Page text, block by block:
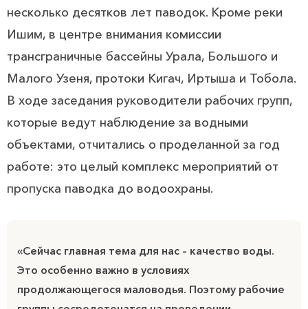
несколько десятков лет паводок. Кроме реки
Ишим, в центре внимания комиссии
трансграничные бассейны Урала, Большого и
Малого Узеня, протоки Кигач, Иртыша и Тобола.
В ходе заседания руководители рабочих групп,
которые ведут наблюдение за водными
объектами, отчитались о проделанной за год
работе: это целый комплекс мероприятий от
пропуска паводка до водоохраны.
«Сейчас главная тема для нас – качество воды.
Это особенно важно в условиях
продолжающегося маловодья. Поэтому рабочие